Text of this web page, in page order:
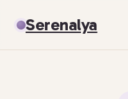
Serenalya